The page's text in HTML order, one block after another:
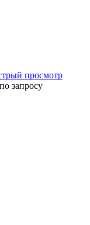
просмотр
запросу